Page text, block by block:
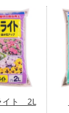
イト 2L